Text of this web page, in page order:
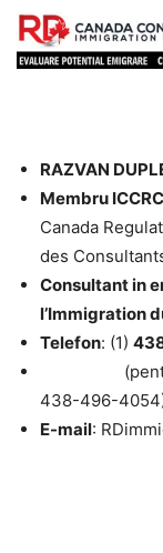
RAZVAN
Membru
Canada
des
Consultant in
l’Immigration
Telefon: (1)
(pentru cei
438-496-
E-mail: